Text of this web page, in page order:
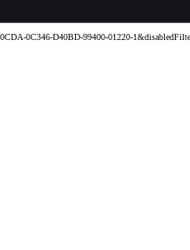
0C346-D40BD-99400-01220-